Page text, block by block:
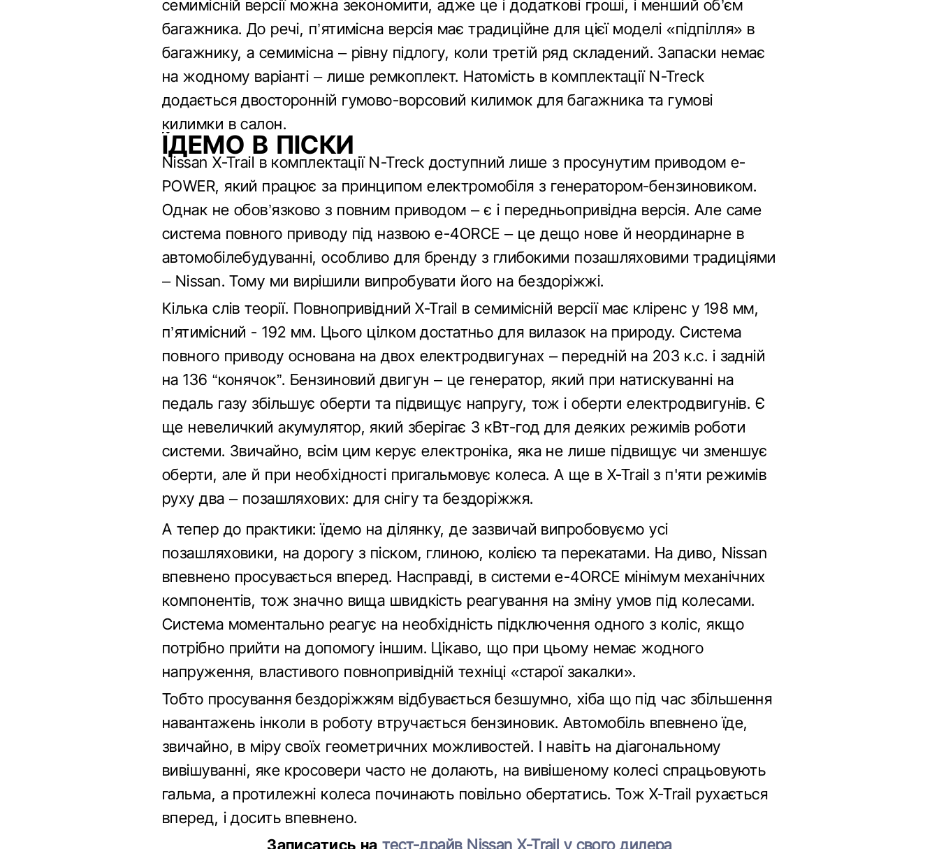
семимісній версії можна зекономити, адже це і додаткові гроші, і менший об’єм
багажника. До речі, п’ятимісна версія має традиційне для цієї моделі «підпілля» в
багажнику, а семимісна – рівну підлогу, коли третій ряд складений. Запаски немає
на жодному варіанті – лише ремкоплект. Натомість в комплектації N-Treck
додається двосторонній гумово-ворсовий килимок для багажника та гумові
килимки в салон.
ЇДЕМО В ПІСКИ
Nissan X-Trail в комплектації N-Treck доступний лише з просунутим приводом e-
POWER, який працює за принципом електромобіля з генератором-бензиновиком.
Однак не обов’язково з повним приводом – є і передньопривідна версія. Але саме
система повного приводу під назвою e-4ORCE – це дещо нове й неординарне в
автомобілебудуванні, особливо для бренду з глибокими позашляховими традиціями
– Nissan. Тому ми вирішили випробувати його на бездоріжжі.
Кілька слів теорії. Повнопривідний X-Trail в семимісній версії має кліренс у 198 мм,
п’ятимісний - 192 мм. Цього цілком достатньо для вилазок на природу. Система
повного приводу основана на двох електродвигунах – передній на 203 к.с. і задній
на 136 “конячок”. Бензиновий двигун – це генератор, який при натискуванні на
педаль газу збільшує оберти та підвищує напругу, тож і оберти електродвигунів. Є
ще невеличкий акумулятор, який зберігає 3 кВт-год для деяких режимів роботи
системи. Звичайно, всім цим керує електроніка, яка не лише підвищує чи зменшує
оберти, але й при необхідності пригальмовує колеса. А ще в X-Trail з п'яти режимів
руху два – позашляхових: для снігу та бездоріжжя.
А тепер до практики: їдемо на ділянку, де зазвичай випробовуємо усі
позашляховики, на дорогу з піском, глиною, колією та перекатами. На диво, Nissan
впевнено просувається вперед. Насправді, в системи e-4ORCE мінімум механічних
компонентів, тож значно вища швидкість реагування на зміну умов під колесами.
Система моментально реагує на необхідність підключення одного з коліс, якщо
потрібно прийти на допомогу іншим. Цікаво, що при цьому немає жодного
напруження, властивого повнопривідній техніці «старої закалки».
Тобто просування бездоріжжям відбувається безшумно, хіба що під час збільшення
навантажень інколи в роботу втручається бензиновик. Автомобіль впевнено їде,
звичайно, в міру своїх геометричних можливостей. І навіть на діагональному
вивішуванні, яке кросовери часто не долають, на вивішеному колесі спрацьовують
гальма, а протилежні колеса починають повільно обертатись. Тож Х-Тrail рухається
вперед, і досить впевнено.
Записатись натест-драйв Nissan X-Trail у свого дилера